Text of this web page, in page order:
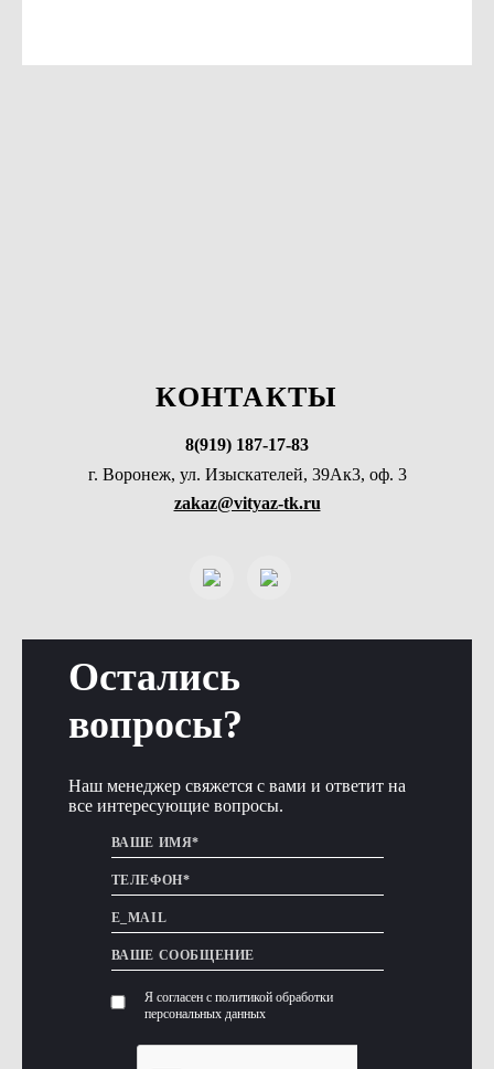
Остались
вопросы?
Наш менеджер свяжется с вами и ответит на
все интересующие вопросы.
Я согласен с политикой обработки
персональных данных
КОНТАКТЫ
8(919) 187-17-83
г. Воронеж, ул. Изыскателей, 39Ак3, оф. 3
zakaz@vityaz-tk.ru